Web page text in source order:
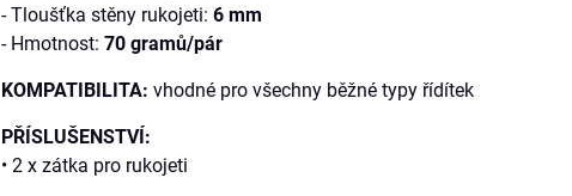
- Tloušťka stěny rukojeti:6 mm
- Hmotnost:70 gramů/pár
KOMPATIBILITA: vhodné pro všechny běžné typy řídítek
PŘÍSLUŠENSTVÍ:
• 2 x zátka pro rukojeti